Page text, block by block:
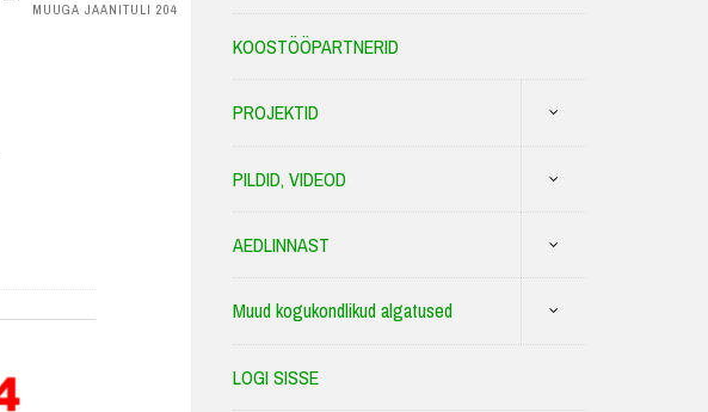
MUUGA JAANITULI 204
KOOSTÖÖPARTNERID
PROJEKTID
PILDID, VIDEOD
AEDLINNAST
Muud kogukondlikud algatused
LOGI SISSE